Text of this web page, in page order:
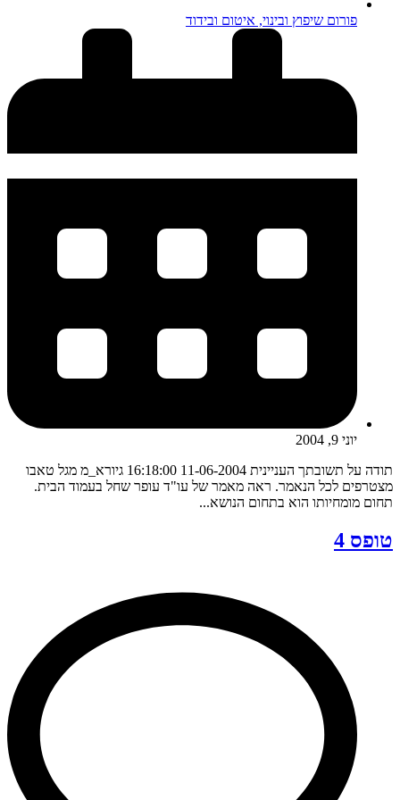
פורום שיפוץ ובינוי, איטום ובידוד
יוני 9, 2004
תודה על תשובתך העניינית 11-06-2004 16:18:00 גיורא_מ מגל טאבו
מצטרפים לכל הנאמר. ראה מאמר של עו"ד עופר שחל בעמוד הבית.
תחום מומחיותו הוא בתחום הנושא...
טופס 4